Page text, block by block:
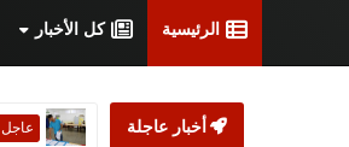
الرئيسية كل الأخبار
أخبار عاجلة عاجل